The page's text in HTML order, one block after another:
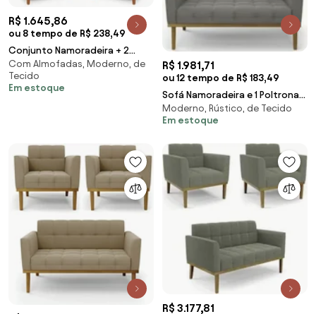
R$ 1.645,86
ou 8 tempo de R$ 238,49
Conjunto Namoradeira + 2
Poltrona Gabriela Suede Cinza
Com Almofadas, Moderno, de
Tecido
Em estoque
R$ 1.981,71
ou 12 tempo de R$ 183,49
Sofá Namoradeira e 1 Poltrona
Base Madeira Castanho Ana
Suede Grafite
Moderno, Rústico, de Tecido
Em estoque
R$ 3.177,81